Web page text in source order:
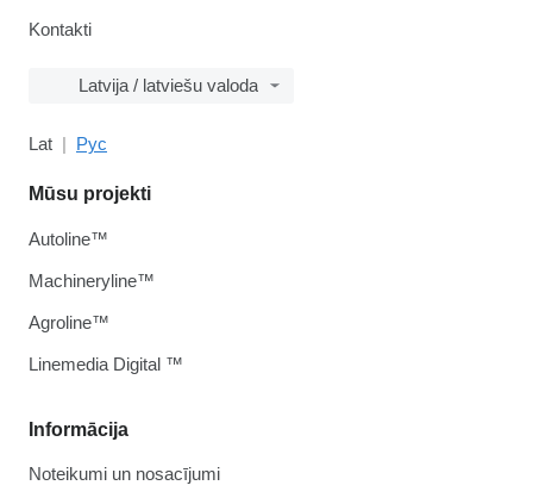
Kontakti
Latvija / latviešu valoda
Lat Рус
Informācija
Noteikumi un nosacījumi
Mūsu projekti
Autoline™
Machineryline™
Agroline™
Linemedia Digital ™